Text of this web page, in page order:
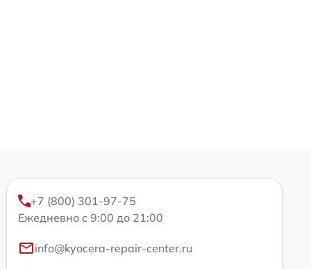
+7 (800) 301-97-75
Ежедневно с 9:00 до 21:00
info@kyocera-repair-center.ru